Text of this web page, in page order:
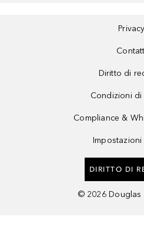
Privacy
Diritto di
Condizioni di
Compliance &
DIRITTO DI
© 2026 Douglas